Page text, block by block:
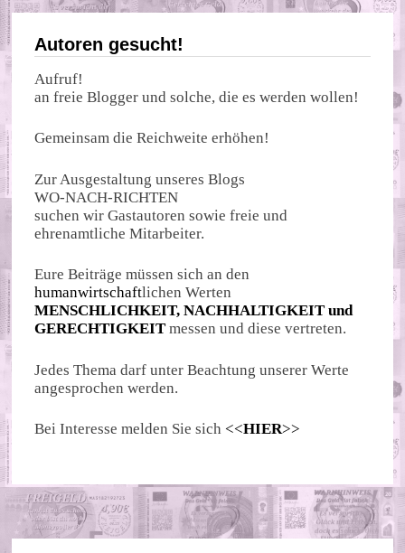
Autoren gesucht!
Aufruf!
an freie Blogger und solche, die es werden wollen!
Gemeinsam die Reichweite erhöhen!
Zur Ausgestaltung unseres Blogs
WO-NACH-RICHTEN
suchen wir Gastautoren sowie freie und
ehrenamtliche Mitarbeiter.
Eure Beiträge müssen sich an den
humanwirtschaftlichen Werten
MENSCHLICHKEIT, NACHHALTIGKEIT und
GERECHTIGKEIT messen und diese vertreten.
Jedes Thema darf unter Beachtung unserer Werte
angesprochen werden.
Bei Interesse melden Sie sich <<HIER>>